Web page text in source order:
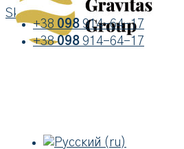
Skip to content
+38 098 914-64-17
+38098 914-64-17